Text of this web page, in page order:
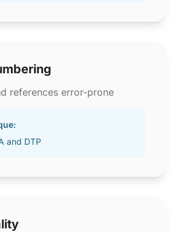
references error-prone
and DTP